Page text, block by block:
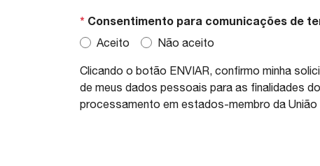
* Consentimento para comunicações de
Aceito Não aceito
Clicando o botão ENVIAR, confirmo minha
de meus dados pessoais para as finalidades
processamento em estados-membro da União